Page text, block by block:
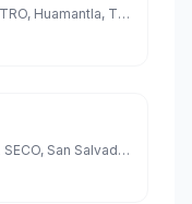
AV MORELOS 105, HUAMANTLA CENTRO, Huamantla, Tlaxcala
AV REFORMA 301, SAN SALVADOR EL SECO, San Salvador el Seco, Puebla